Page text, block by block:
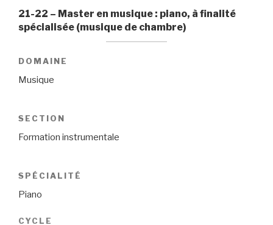
21-22 – Master en musique : piano, à finalité
spécialisée (musique de chambre)
DOMAINE
Musique
SECTION
Formation instrumentale
SPÉCIALITÉ
Piano
CYCLE